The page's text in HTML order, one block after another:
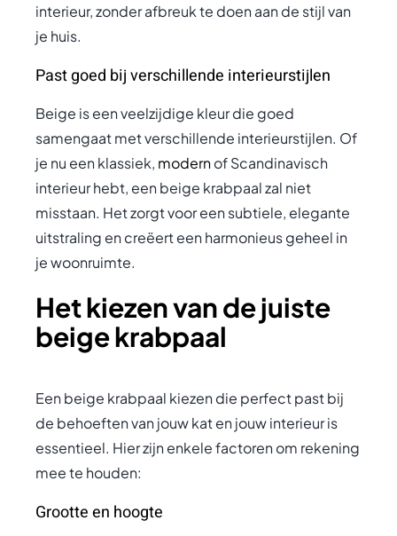
interieur, zonder afbreuk te doen aan de stijl van
je huis.
Past goed bij verschillende interieurstijlen
Beige is een veelzijdige kleur die goed
samengaat met verschillende interieurstijlen. Of
je nu een klassiek, modernof Scandinavisch
interieur hebt, een beige krabpaal zal niet
misstaan. Het zorgt voor een subtiele, elegante
uitstraling en creëert een harmonieus geheel in
je woonruimte.
Het kiezen van de juiste
beige krabpaal
Een beige krabpaal kiezen die perfect past bij
de behoeften van jouw kat en jouw interieur is
essentieel. Hier zijn enkele factoren om rekening
mee te houden:
Grootte en hoogte